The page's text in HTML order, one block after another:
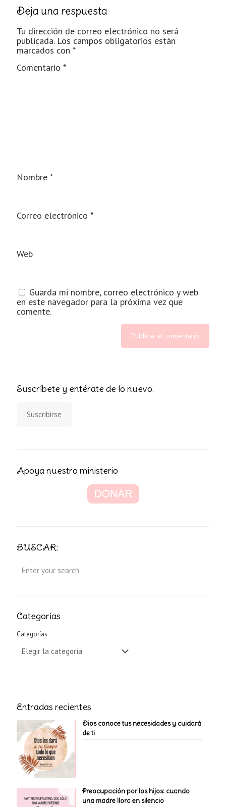
Deja una respuesta
Tu dirección de correo electrónico no será
publicada. Los campos obligatorios están
marcados con *
Comentario *
Nombre *
Correo electrónico *
Web
Guarda mi nombre, correo electrónico y web
en este navegador para la próxima vez que
comente.
Suscríbete y entérate de lo nuevo.
Suscribirse
Apoya nuestro ministerio
BUSCAR:
Categorías
Categorías
Entradas recientes
Dios conoce tus necesidades y cuidará
de ti
Preocupación por los hijos: cuando
una madre llora en silencio